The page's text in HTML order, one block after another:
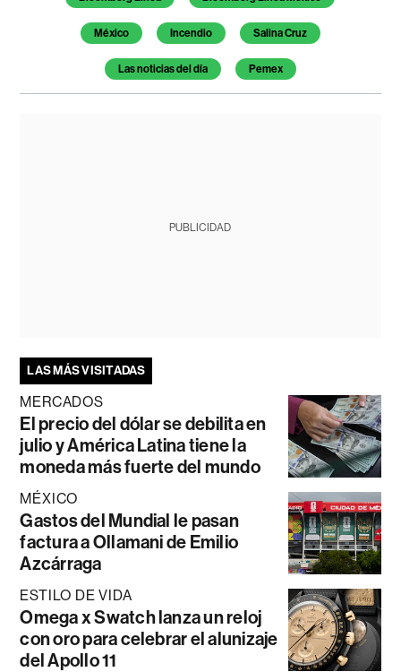
México Incendio Salina Cruz
Las noticias del día Pemex
PUBLICIDAD
LAS MÁS VISITADAS
MERCADOS
El precio del dólar se debilita en
julio y América Latina tiene la
moneda más fuerte del mundo
MÉXICO
Gastos del Mundial le pasan
factura a Ollamani de Emilio
Azcárraga
ESTILO DE VIDA
Omega x Swatch lanza un reloj
con oro para celebrar el alunizaje
del Apollo 11